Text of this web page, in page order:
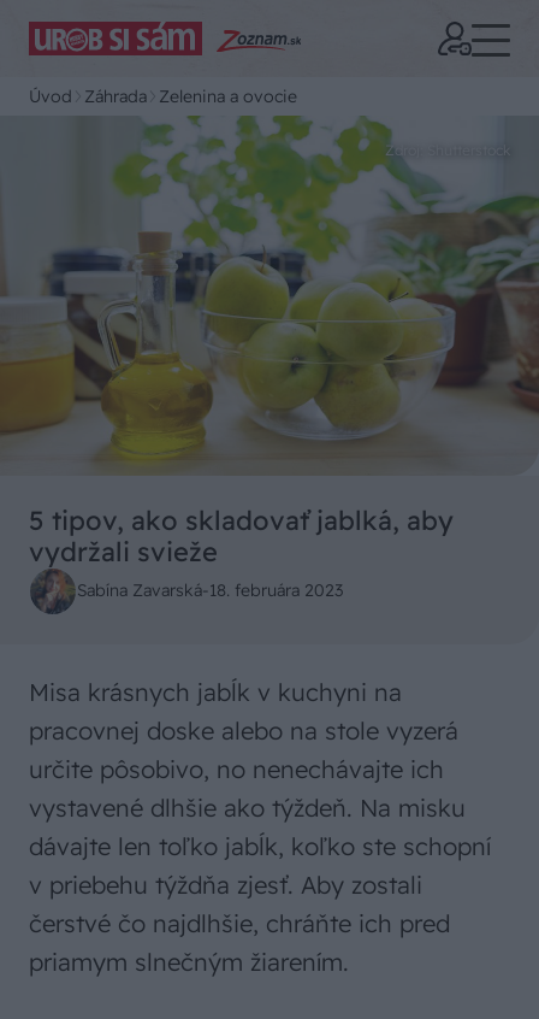
Úvod Záhrada Zelenina a ovocie
Zdroj: Shutterstock
5 tipov, ako skladovať jablká, aby
vydržali svieže
Sabína Zavarská-18. februára 2023
Misa krásnych jabĺk v kuchyni na
pracovnej doske alebo na stole vyzerá
určite pôsobivo, no nenechávajte ich
vystavené dlhšie ako týždeň. Na misku
dávajte len toľko jabĺk, koľko ste schopní
v priebehu týždňa zjesť. Aby zostali
čerstvé čo najdlhšie, chráňte ich pred
priamym slnečným žiarením.